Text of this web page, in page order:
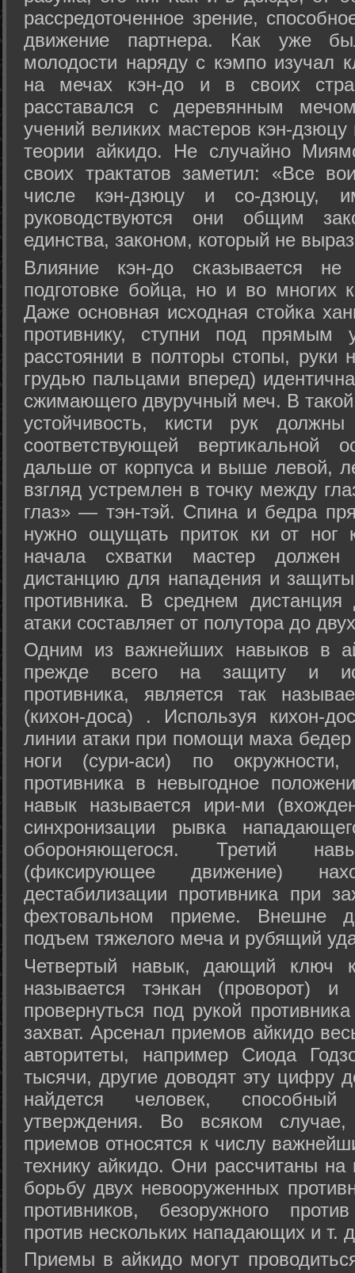
рассредоточенное зрение,
движение партнера. Как уже
молодости наряду с кэмпо изучал
на мечах кэн-до и в своих
расставался с деревянным
учений великих мастеров кэн-
теории айкидо. Не случайно
своих трактатов заметил: «Все
числе кэн-дзюцу и со-дзюцу,
руководствуются они общим
единства, законом, который не
Влияние кэн-до сказывается не
подготовке бойца, но и во многих
Даже основная исходная стойка
противнику, ступни под прямым
расстоянии в полторы стопы, руки
грудью пальцами вперед)
сжимающего двуручный меч. В
устойчивость, кисти рук
соответствующей
дальше от корпуса и выше левой,
взгляд устремлен в точку между
глаз» — тэн-тэй. Спина и бедра
нужно ощущать приток ки от
начала схватки мастер должен
дистанцию для нападения и
противника. В среднем
атаки составляет от полутора до
Одним из важнейших навыков в
прежде всего на защиту и
противника, является так
(кихон-доса) . Используя кихон-
линии атаки при помощи маха
ноги (сури-аси) по
противника в невыгодное
навык называется ири-ми
синхронизации рывка
обороняющегося. Третий
(фиксирующее движение)
дестабилизации противника при
фехтовальном приеме. Внешне
подъем тяжелого меча и рубящий
Четвертый навык, дающий ключ
называется тэнкан (проворот)
провернуться под рукой
захват. Арсенал приемов айкидо
авторитеты, например Сиода
тысячи, другие доводят эту цифру
найдется человек,
утверждения. Во всяком
приемов относятся к числу
технику айкидо. Они рассчитаны
борьбу двух невооруженных
противников, безоружного
против нескольких нападающих и т.
Приемы в айкидо могут